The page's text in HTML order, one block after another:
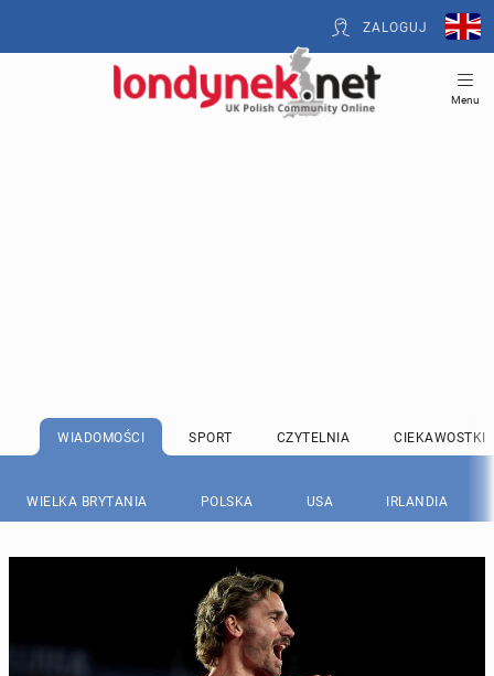
ZALOGUJ
Menu
WIADOMOŚCI SPORT CZYTELNIA CIEKAWOSTKI
WIELKA BRYTANIA POLSKA USA IRLANDIA